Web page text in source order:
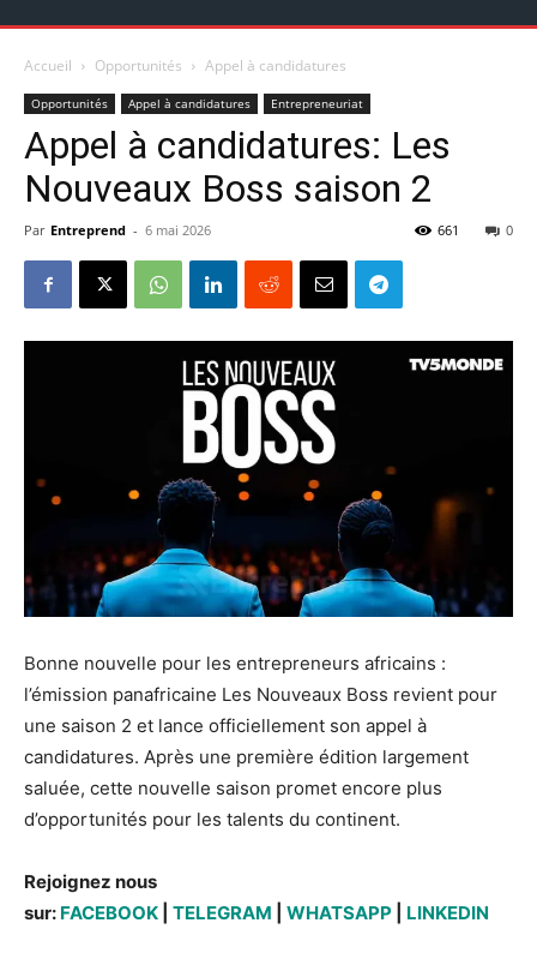
Accueil Opportunités Appel à candidatures
Opportunités Appel à candidatures Entrepreneuriat
Appel à candidatures: Les
Nouveaux Boss saison 2
Par Entreprend - 6 mai 2026 0
661
Bonne nouvelle pour les entrepreneurs africains :
l’émission panafricaine Les Nouveaux Boss revient pour
une saison 2 et lance officiellement son appel à
candidatures. Après une première édition largement
saluée, cette nouvelle saison promet encore plus
d’opportunités pour les talents du continent.
Rejoignez nous
sur: FACEBOOK TELEGRAM WHATSAPP LINKEDIN